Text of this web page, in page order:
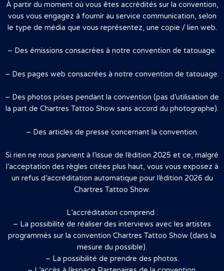
À partir du moment où vous êtes accrédités sur la convention,
vous vous engagez à fournir au service communication, selon
le type de média que vous représentez, une copie / lien web.
– Des émissions consacrées à notre convention de tatouage.
– Des pages web consacrées à notre convention de tatouage.
– Des photos prises pendant la convention (pas d’utilisation de
la part de Chartres Tattoo Show sans accord du photographe).
– Des articles de presse concernant la convention.
Si rien ne nous parvient à l’issue de l’édition 2025 et ce, malgré
l’acceptation des règles citées plus haut, vous vous exposez à
un refus d’accréditation automatique pour l’édition 2026 du
Chartres Tattoo Show.
L’accréditation comprend :
– La possibilité de réaliser des interviews avec les artistes
programmés sur la convention Chartres Tattoo Show (dans la
mesure du possible).
– La possibilité de prendre des photos.